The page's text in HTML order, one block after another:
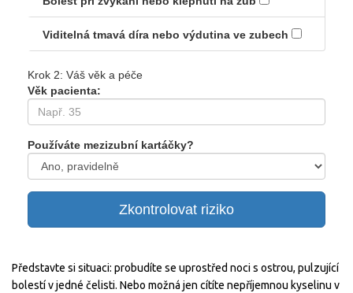
Viditelná tmavá díra nebo výdutina ve zubech
Krok 2: Váš věk a péče
Věk pacienta:
Používáte mezizubní kartáčky?
Zkontrolovat riziko
Představte si situaci: probudíte se uprostřed noci s ostrou, pulzující
bolestí v jedné čelisti. Nebo možná jen cítíte nepříjemnou kyselinu v